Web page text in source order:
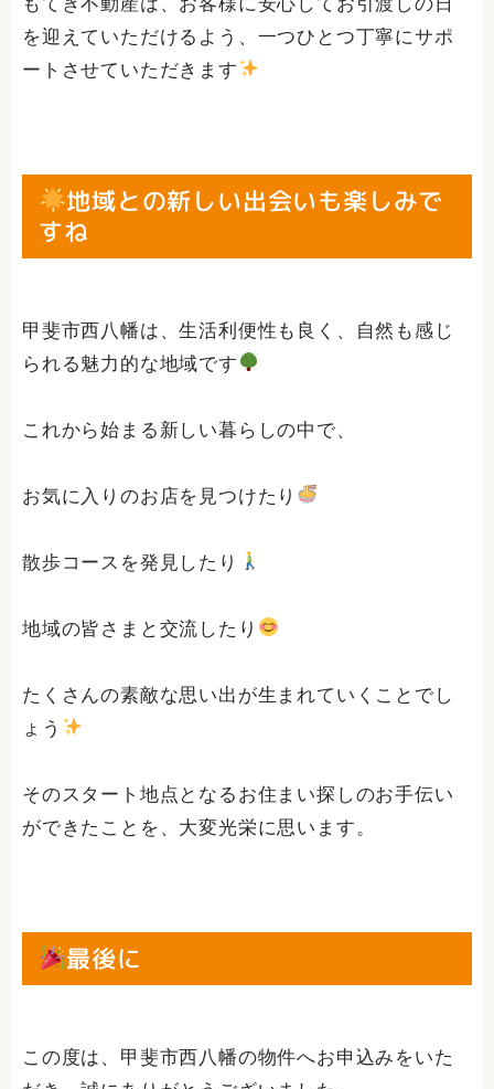
を迎えていただけるよう、一つひとつ丁寧にサポ
ートさせていただきます
地域との新しい出会いも楽しみで
すね
甲斐市西八幡は、生活利便性も良く、自然も感じ
られる魅力的な地域です
これから始まる新しい暮らしの中で、
お気に入りのお店を見つけたり
散歩コースを発見したり
地域の皆さまと交流したり
たくさんの素敵な思い出が生まれていくことでし
ょう
そのスタート地点となるお住まい探しのお手伝い
ができたことを、大変光栄に思います。
最後に
この度は、甲斐市西八幡の物件へお申込みをいた